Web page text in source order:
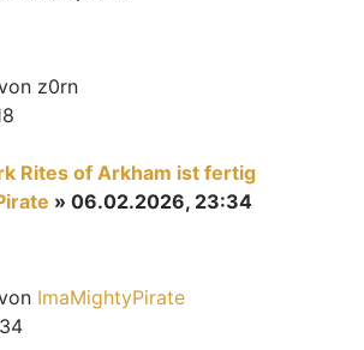
z0rn
Rites of Arkham ist fertig
» 06.02.2026, 23:34
ImaMightyPirate